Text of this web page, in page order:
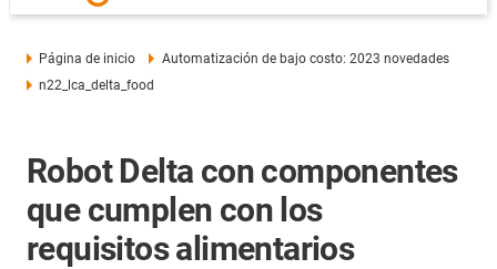
Página de inicio
Automatización de bajo costo: 2023 novedades
n22_lca_delta_food
Robot Delta con componentes
que cumplen con los
requisitos alimentarios